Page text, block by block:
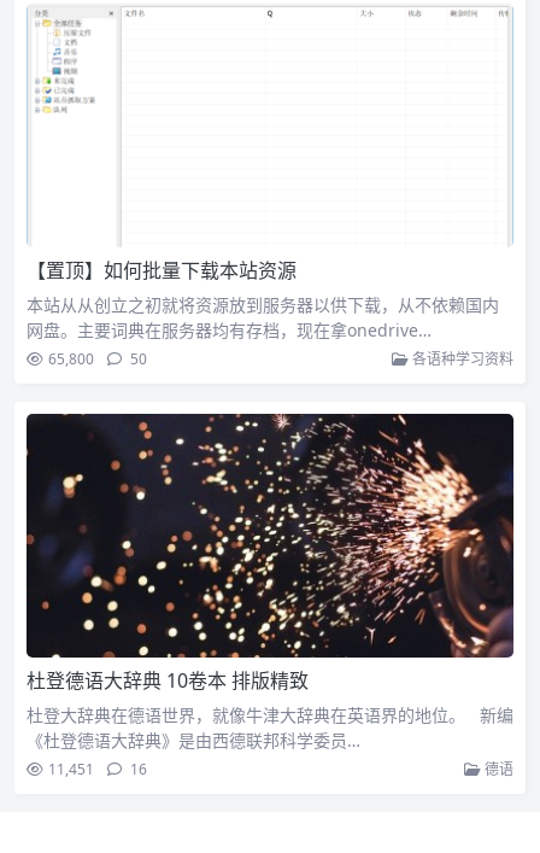
【置顶】如何批量下载本站资源
本站从从创立之初就将资源放到服务器以供下载，从不依赖国内
网盘。主要词典在服务器均有存档，现在拿onedrive…
65,800 50 各语种学习资料
杜登德语大辞典 10卷本 排版精致
杜登大辞典在德语世界，就像牛津大辞典在英语界的地位。 新编
《杜登德语大辞典》是由西德联邦科学委员…
11,451 16 德语